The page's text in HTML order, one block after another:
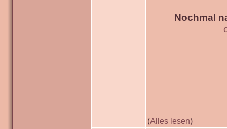
Nochmal
(Alles lesen)